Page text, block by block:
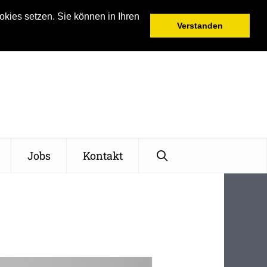
setzen. Sie können in Ihren
Verstanden
Jobs Kontakt